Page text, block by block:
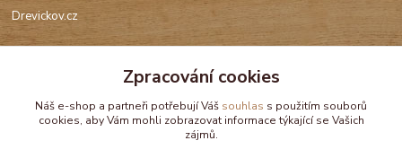
Drevickov.cz
+420 732 488 676
drevickov@drevickov.cz, info@drevickov.cz
Zpracování cookies
Náš e-shop a partneři potřebují Váš souhlas s použitím souborů
cookies, aby Vám mohli zobrazovat informace týkající se Vašich
zájmů.